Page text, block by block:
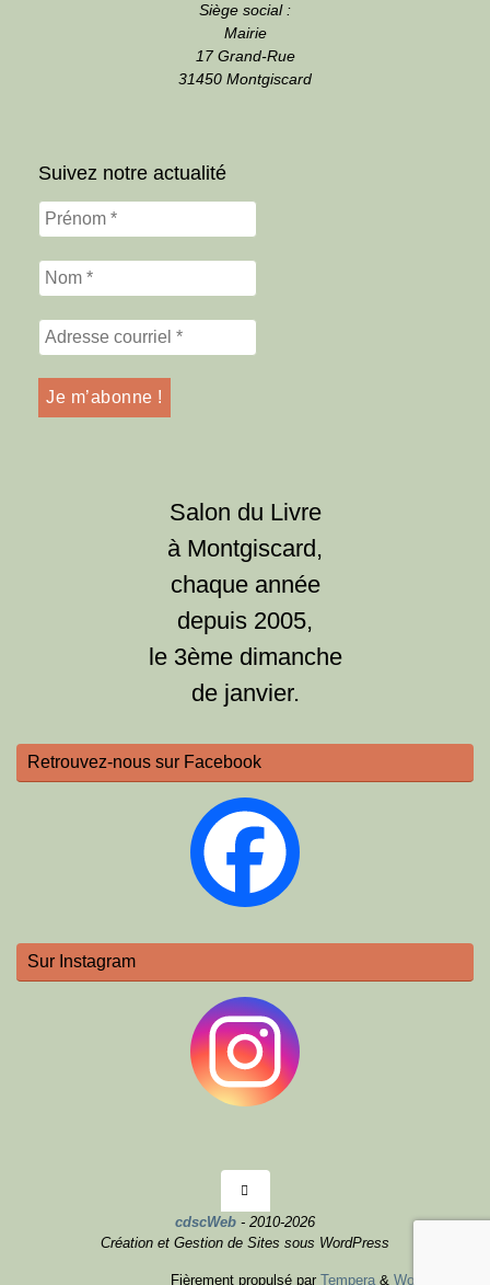
Siège social :
Mairie
17 Grand-Rue
31450 Montgiscard
Suivez notre actualité
Salon du Livre
à Montgiscard,
chaque année
depuis 2005,
le 3ème dimanche
de janvier.
Retrouvez-nous sur Facebook
Sur Instagram
cdscWeb - 2010-2026
Création et Gestion de Sites sous WordPress
Fièrement propulsé par Tempera & WordPress.